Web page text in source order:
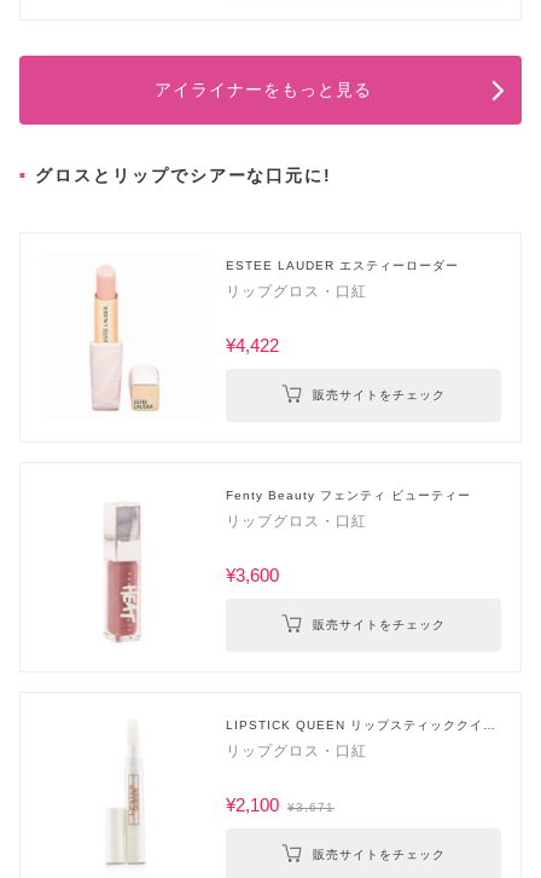
アイライナーをもっと見る
グロスとリップでシアーな口元に!
ESTEE LAUDER エスティーローダー
リップグロス・口紅
¥4,422
販売サイトをチェック
Fenty Beauty フェンティ ビューティー
リップグロス・口紅
¥3,600
販売サイトをチェック
LIPSTICK QUEEN リップスティッククイー
ン
リップグロス・口紅
¥2,100 ¥3,671
販売サイトをチェック